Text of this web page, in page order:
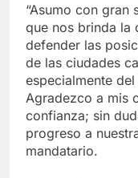
“Asumo con gran
que nos brinda la
defender las
de las ciudades
especialmente
Agradezco a mis
confianza; sin
progreso a
mandatario.